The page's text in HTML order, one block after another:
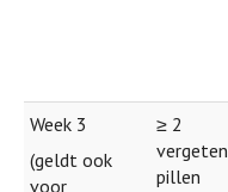
Week 3
(geldt ook
voor
≥ 2
vergeten
pillen